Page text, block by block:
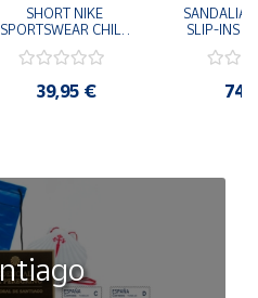
SHORT NIKE
SPORTSWEAR CHILL
006 PANTALONES
39,95 €
SANDALIAS
SLIP-INS